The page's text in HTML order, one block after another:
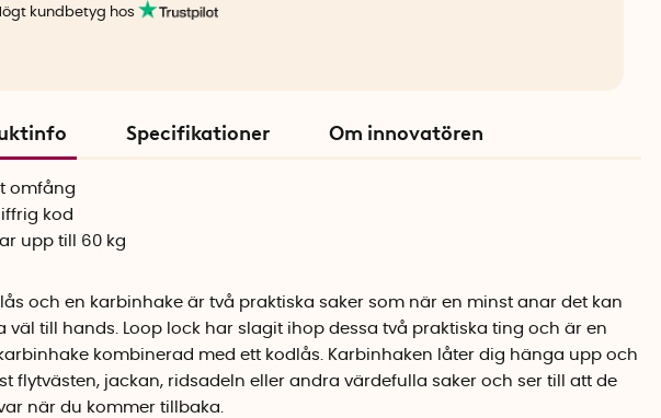
kundbetyg hos
Specifikationer Om innovatören
omfång
kod
upp till 60 kg
lås och en karbinhake är två praktiska saker som när en minst anar det kan
väl till hands. Loop lock har slagit ihop dessa två praktiska ting och är en
kombinerad med ett kodlås. Karbinhaken låter dig hänga upp och
flytvästen, jackan, ridsadeln eller andra värdefulla saker och ser till att de
när du kommer tillbaka.